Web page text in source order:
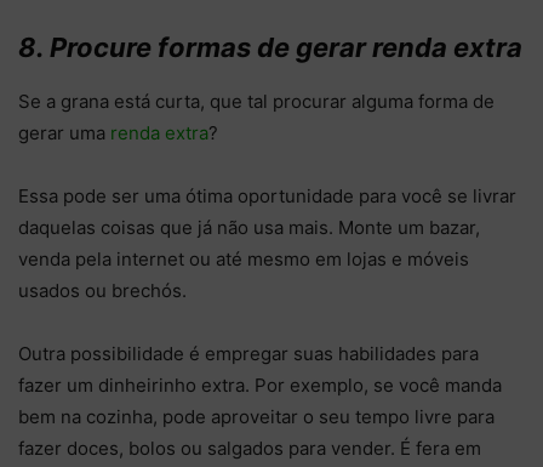
8. Procure formas de gerar renda extra
Se a grana está curta, que tal procurar alguma forma de
gerar uma renda extra?
Essa pode ser uma ótima oportunidade para você se livrar
daquelas coisas que já não usa mais. Monte um bazar,
venda pela internet ou até mesmo em lojas e móveis
usados ou brechós.
Outra possibilidade é empregar suas habilidades para
fazer um dinheirinho extra. Por exemplo, se você manda
bem na cozinha, pode aproveitar o seu tempo livre para
fazer doces, bolos ou salgados para vender. É fera em